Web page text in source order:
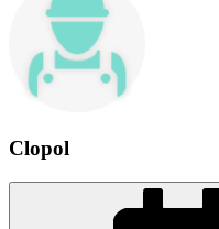
Clopol